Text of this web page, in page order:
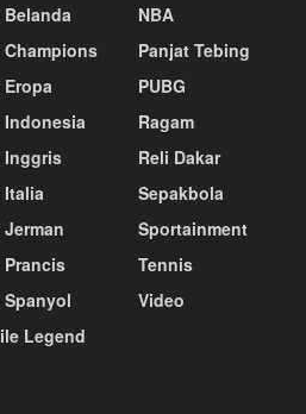
Champions
Indonesia
Inggris
Italia
Prancis
Spanyol
Legend
NBA
Panjat Tebing
PUBG
Ragam
Reli Dakar
Sepakbola
Sportainment
Tennis
Video